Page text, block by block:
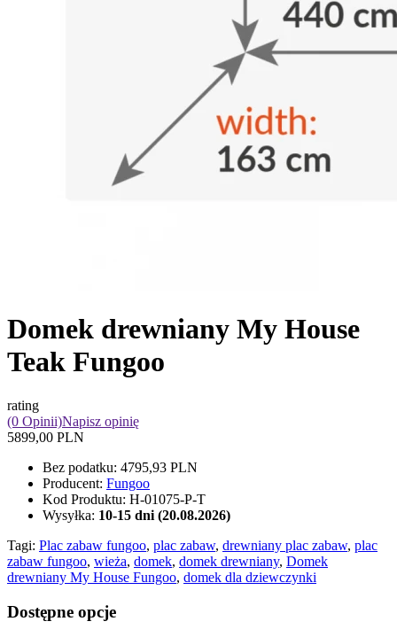
Domek drewniany My House
Teak Fungoo
rating
(0 Opinii)Napisz opinię
5899,00 PLN
Bez podatku: 4795,93 PLN
Producent: Fungoo
Kod Produktu: H-01075-P-T
Wysyłka: 10-15 dni (20.08.2026)
Tagi: Plac zabaw fungoo, plac zabaw, drewniany plac zabaw, plac
zabaw fungoo, wieża, domek, domek drewniany, Domek
drewniany My House Fungoo, domek dla dziewczynki
Dostępne opcje